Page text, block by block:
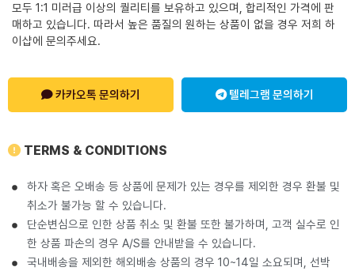
모두 1:1 미러급 이상의 퀄리티를 보유하고 있으며, 합리적인 가격에 판
매하고 있습니다. 따라서 높은 품질의 원하는 상품이 없을 경우 저희 하
이샵에 문의주세요.
카카오톡 문의하기 텔레그램 문의하기
TERMS & CONDITIONS
하자 혹은 오배송 등 상품에 문제가 있는 경우를 제외한 경우 환불 및
취소가 불가능 할 수 있습니다.
단순변심으로 인한 상품 취소 및 환불 또한 불가하며, 고객 실수로 인
한 상품 파손의 경우 A/S를 안내받을 수 있습니다.
국내배송을 제외한 해외배송 상품의 경우 10~14일 소요되며, 선박